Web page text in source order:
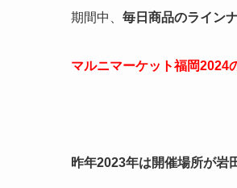
期間中、 毎日商品のライン
マルニマーケット福岡2024
昨年2023年は開催場所が岩